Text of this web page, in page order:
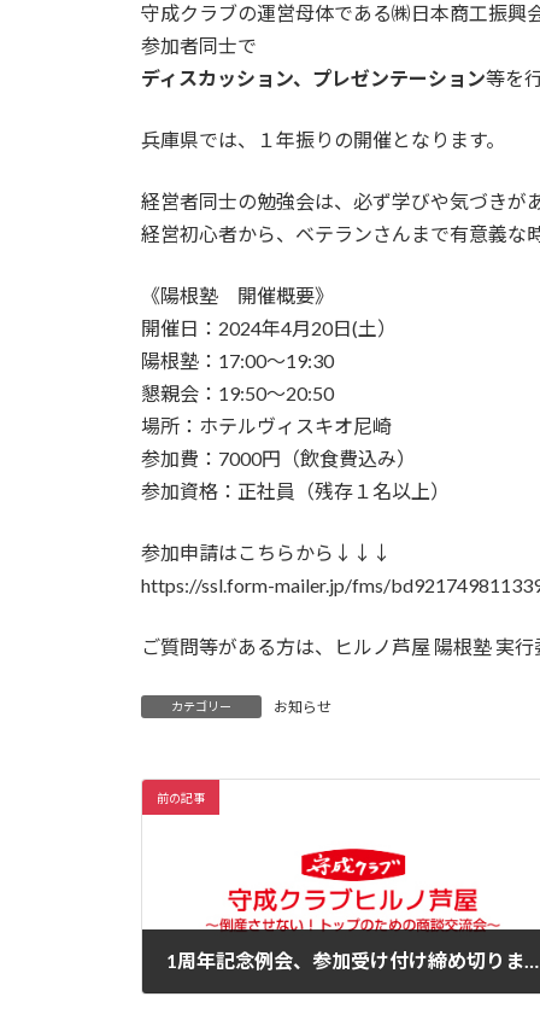
守成クラブの運営母体である㈱日本商工振興
参加者同士で
ディスカッション、プレゼンテーション等を
兵庫県では、１年振りの開催となります。
経営者同士の勉強会は、必ず学びや気づきが
経営初心者から、ベテランさんまで有意義な
《陽根塾 開催概要》
開催日：2024年4月20日(土）
陽根塾：17:00～19:30
懇親会：19:50～20:50
場所：ホテルヴィスキオ尼崎
参加費：7000円（飲食費込み）
参加資格：正社員（残存１名以上）
参加申請はこちらから↓↓↓
https://ssl.form-mailer.jp/fms/
ご質問等がある方は、ヒルノ芦屋 陽根塾 実
カテゴリー お知らせ
前の記事
1周年記念例会、参加受け付け締め切りました。